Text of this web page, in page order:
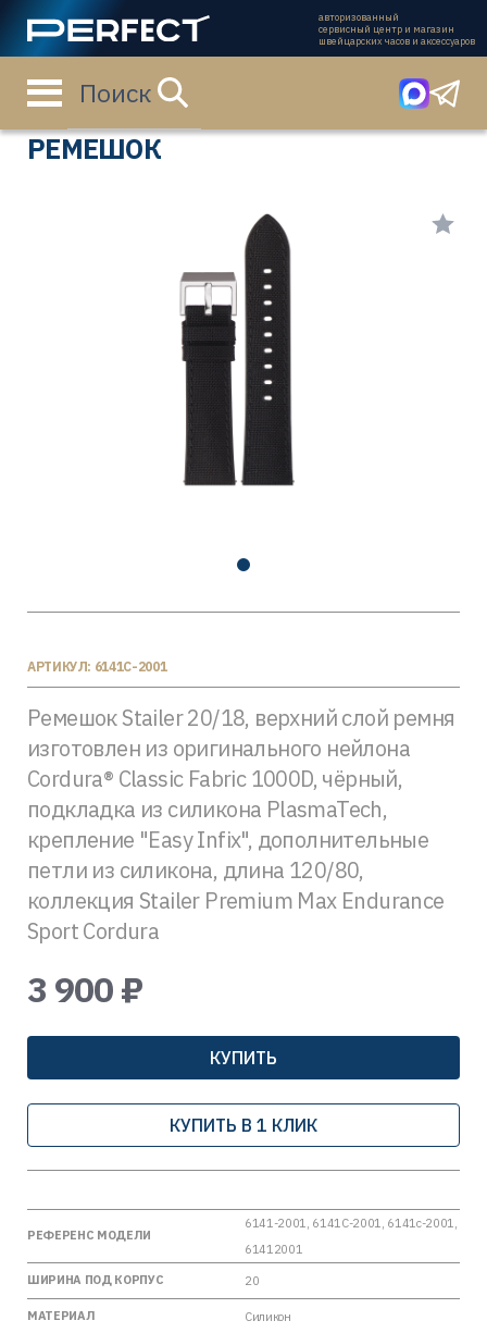
авторизованный
сервисный центр и магазин
швейцарских часов и аксессуаров
Поиск
Главная страница Каталог
РЕМЕШОК
АРТИКУЛ: 6141C-2001
Ремешок Stailer 20/18, верхний слой ремня
изготовлен из оригинального нейлона
Cordura® Classic Fabric 1000D, чёрный,
подкладка из силикона PlasmaTech,
крепление "Easy Infix", дополнительные
петли из силикона, длина 120/80,
коллекция Stailer Premium Max Endurance
Sport Cordura
3 900 ₽
КУПИТЬ
КУПИТЬ В 1 КЛИК
РЕФЕРЕНС МОДЕЛИ
6141-2001, 6141C-2001, 6141c-2001,
61412001
ШИРИНА ПОД КОРПУС
20
МАТЕРИАЛ Силикон